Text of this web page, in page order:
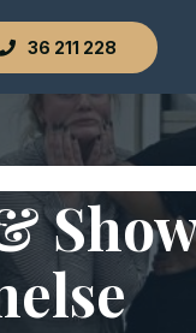
36 211 228